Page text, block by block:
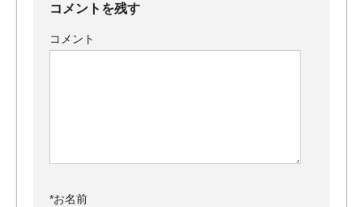
コメントを残す
コメント
*お名前